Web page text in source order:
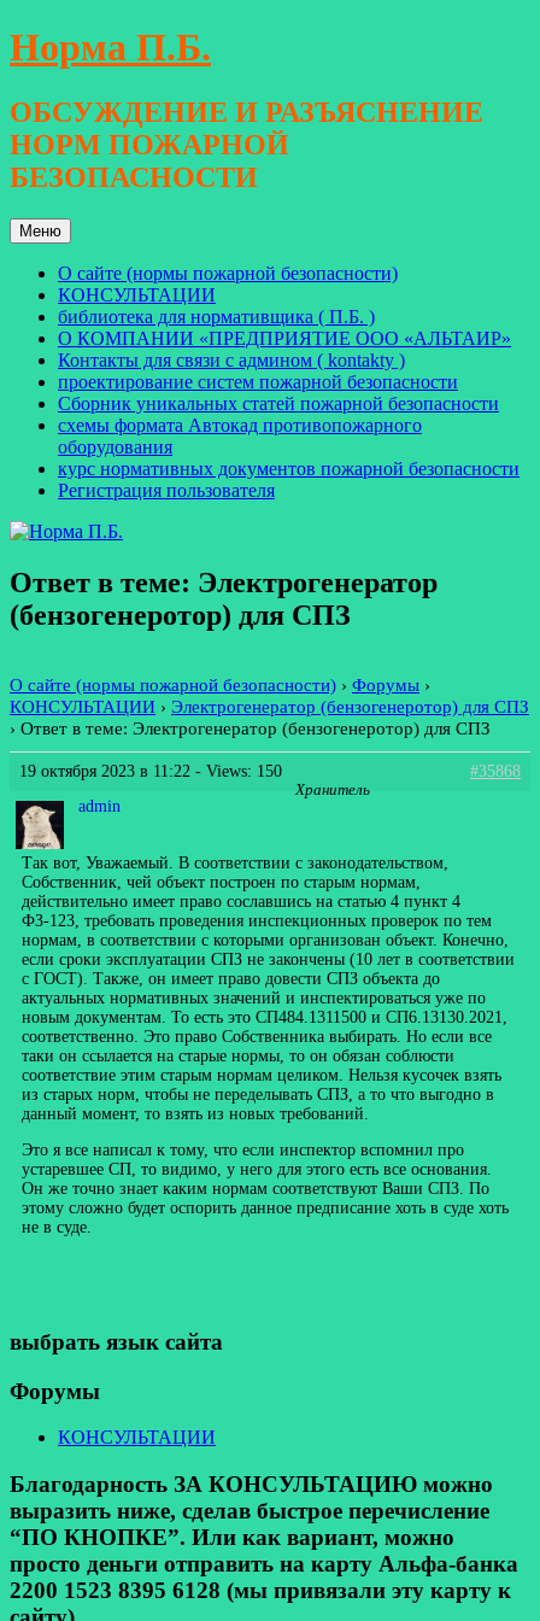
Перейти
к
Норма П.Б.
ОБСУЖДЕНИЕ И РАЗЪЯСНЕНИЕ
НОРМ ПОЖАРНОЙ
БЕЗОПАСНОСТИ
Меню
О сайте (нормы пожарной безопасности)
КОНСУЛЬТАЦИИ
библиотека для нормативщика ( П.Б. )
О КОМПАНИИ «ПРЕДПРИЯТИЕ ООО «АЛЬТАИР»
Контакты для связи с админом ( kontakty )
проектирование систем пожарной безопасности
Сборник уникальных статей пожарной безопасности
схемы формата Автокад противопожарного
оборудования
курс нормативных документов пожарной безопасности
Регистрация пользователя
Ответ в теме: Электрогенератор
(бензогенеротор) для СПЗ
О сайте (нормы пожарной безопасности) › Форумы ›
КОНСУЛЬТАЦИИ › Электрогенератор (бензогенеротор) для СПЗ
› Ответ в теме: Электрогенератор (бензогенеротор) для СПЗ
19 октября 2023 в 11:22 - Views: 150
#35868
admin
Хранитель
Так вот, Уважаемый. В соответствии с законодательством,
Собственник, чей объект построен по старым нормам,
действительно имеет право сославшись на статью 4 пункт 4
ФЗ-123, требовать проведения инспекционных проверок по тем
нормам, в соответствии с которыми организован объект. Конечно,
если сроки эксплуатации СПЗ не закончены (10 лет в соответствии
с ГОСТ). Также, он имеет право довести СПЗ объекта до
актуальных нормативных значений и инспектироваться уже по
новым документам. То есть это СП484.1311500 и СП6.13130.2021,
соответственно. Это право Собственника выбирать. Но если все
таки он ссылается на старые нормы, то он обязан соблюсти
соответствие этим старым нормам целиком. Нельзя кусочек взять
из старых норм, чтобы не переделывать СПЗ, а то что выгодно в
данный момент, то взять из новых требований.
Это я все написал к тому, что если инспектор вспомнил про
устаревшее СП, то видимо, у него для этого есть все основания.
Он же точно знает каким нормам соответствуют Ваши СПЗ. По
этому сложно будет оспорить данное предписание хоть в суде хоть
не в суде.
выбрать язык сайта
Форумы
КОНСУЛЬТАЦИИ
Благодарность ЗА КОНСУЛЬТАЦИЮ можно
выразить ниже, сделав быстрое перечисление
“ПО КНОПКЕ”. Или как вариант, можно
просто деньги отправить на карту Альфа-банка
2200 1523 8395 6128 (мы привязали эту карту к